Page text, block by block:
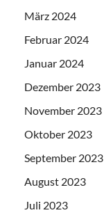
März 2024
Februar 2024
Januar 2024
Dezember 2023
November 2023
Oktober 2023
September 2023
August 2023
Juli 2023